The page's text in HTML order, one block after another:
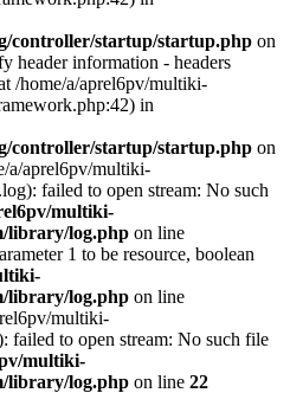
controller/startup/startup.php on
header information - headers
/home/a/aprel6pv/multiki-
in
controller/startup/startup.php on
a/aprel6pv/multiki-
failed to open stream: No such
multiki-
library/log.php on line
1 to be resource, boolean
library/log.php on line
multiki-
failed to open stream: No such file
multiki-
library/log.php on line 22